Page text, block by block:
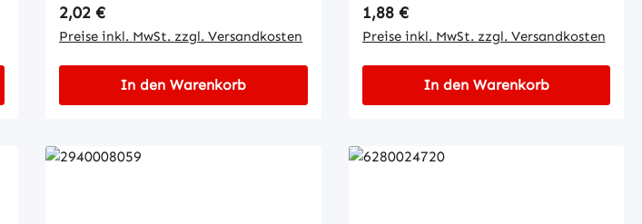
Regulärer Preis:
2,02 €
Preise inkl. MwSt. zzgl. Versandkosten
In den Warenkorb
Regulärer Preis:
1,88 €
Preise inkl. MwSt. zzgl. Versandkosten
In den Warenkorb